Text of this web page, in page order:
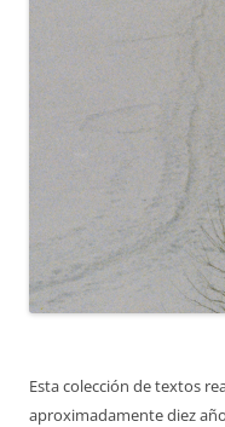
Esta colección de textos
aproximadamente diez